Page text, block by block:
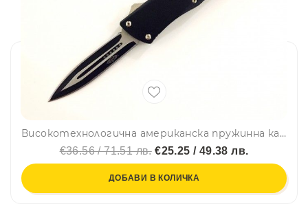
Високотехнологична американска пружинна кама Micro Cutting Tools А-04 BLACK - MICROTECH
€36.56 / 71.51 лв.€25.25 / 49.38 лв.
ДОБАВИ В КОЛИЧКА